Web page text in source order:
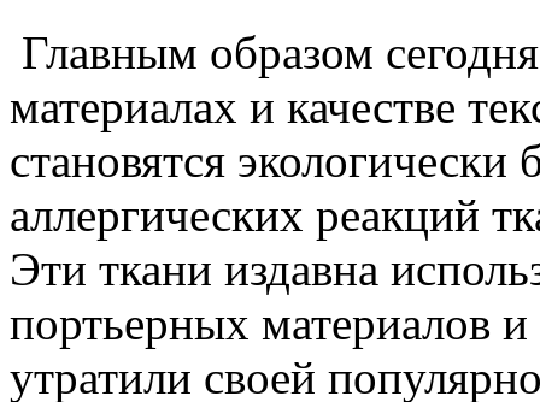
Главным образом
материалах и качестве
становятся
аллергических реакций
Эти ткани издавна
портьерных материалов
утратили своей